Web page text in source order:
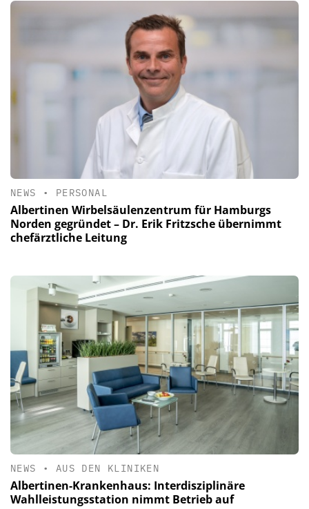
NEWS • PERSONAL
Albertinen Wirbelsäulenzentrum für Hamburgs
Norden gegründet – Dr. Erik Fritzsche übernimmt
chefärztliche Leitung
NEWS • AUS DEN KLINIKEN
Albertinen-Krankenhaus: Interdisziplinäre
Wahlleistungsstation nimmt Betrieb auf